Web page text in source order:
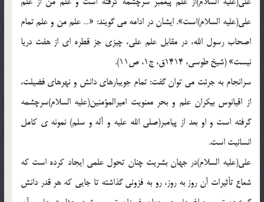
علی(علیه السلام)است». ایشان در ادامه می گویند: «… علم من و علم تمام
اصحاب رسول الله، در مقابل علم علی، چیزی جز قطره ای از هفت دریا
نیست» (شیخ طوسی، 1414ق، ج1، ص11).
سرانجام به جرئت می توان گفت: تمام جویبارهای دانش و نهرهای فضیلت،
از اقیانوس بیکران علم و بحر معنویت امیرالمؤمنین(علیه السلام)سرچشمه
گرفته است و او بعد از پیامبر(صلی الله علیه و آله و سلم) نمونه ی کامل
انسانیت است.
علی(علیه السلام)در جهان بشریت چنان تحول علمی ایجاد کرده است که
شعاع تأثیرات آن روز به روز، رو به فزونی گذاشته تا جایی که هر قدر دانش